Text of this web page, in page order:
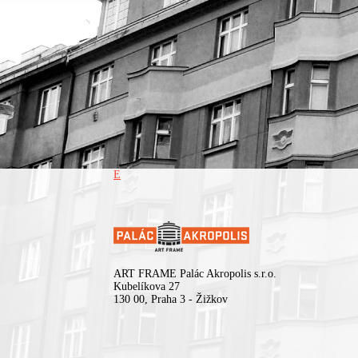
E
ART FRAME Palác Akropolis s.r.o.
Kubelíkova 27
130 00, Praha 3 - Žižkov